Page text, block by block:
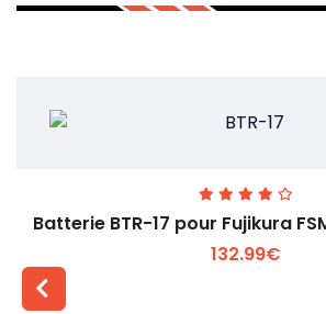
Batterie BTR-17 pour Fujikura
132.99€